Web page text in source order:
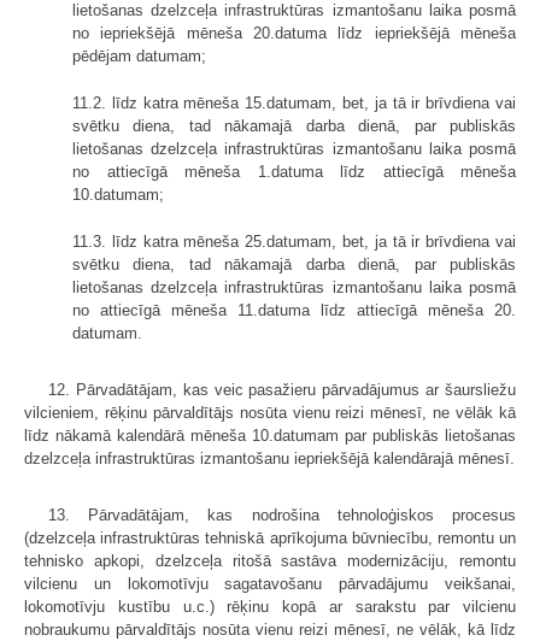
lietošanas dzelzceļa infrastruktūras izmantošanu laika posmā
no iepriekšējā mēneša 20.datuma līdz iepriekšējā mēneša
pēdējam datumam;
11.2. līdz katra mēneša 15.datumam, bet, ja tā ir brīvdiena vai
svētku diena, tad nākamajā darba dienā, par publiskās
lietošanas dzelzceļa infrastruktūras izmantošanu laika posmā
no attiecīgā mēneša 1.datuma līdz attiecīgā mēneša
10.datumam;
11.3. līdz katra mēneša 25.datumam, bet, ja tā ir brīvdiena vai
svētku diena, tad nākamajā darba dienā, par publiskās
lietošanas dzelzceļa infrastruktūras izmantošanu laika posmā
no attiecīgā mēneša 11.datuma līdz attiecīgā mēneša 20.
datumam.
12. Pārvadātājam, kas veic pasažieru pārvadājumus ar šaursliežu
vilcieniem, rēķinu pārvaldītājs nosūta vienu reizi mēnesī, ne vēlāk kā
līdz nākamā kalendārā mēneša 10.datumam par publiskās lietošanas
dzelzceļa infrastruktūras izmantošanu iepriekšējā kalendārajā mēnesī.
13. Pārvadātājam, kas nodrošina tehnoloģiskos procesus
(dzelzceļa infrastruktūras tehniskā aprīkojuma būvniecību, remontu un
tehnisko apkopi, dzelzceļa ritošā sastāva modernizāciju, remontu
vilcienu un lokomotīvju sagatavošanu pārvadājumu veikšanai,
lokomotīvju kustību u.c.) rēķinu kopā ar sarakstu par vilcienu
nobraukumu pārvaldītājs nosūta vienu reizi mēnesī, ne vēlāk, kā līdz